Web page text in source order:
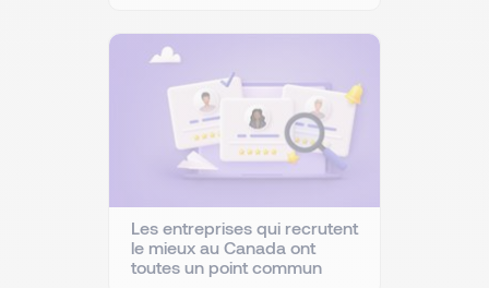
Les entreprises qui recrutent
le mieux au Canada ont
toutes un point commun